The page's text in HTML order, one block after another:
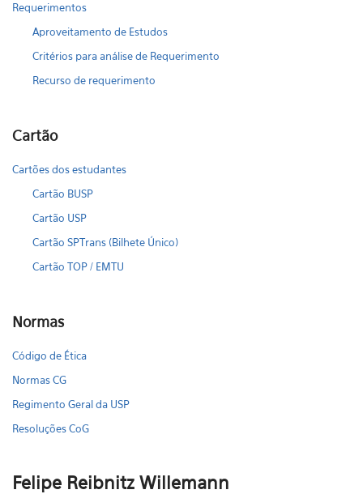
Requerimentos
Aproveitamento de Estudos
Critérios para análise de Requerimento
Recurso de requerimento
Cartão
Cartões dos estudantes
Cartão BUSP
Cartão USP
Cartão SPTrans (Bilhete Único)
Cartão TOP / EMTU
Normas
Código de Ética
Normas CG
Regimento Geral da USP
Resoluções CoG
Felipe Reibnitz Willemann